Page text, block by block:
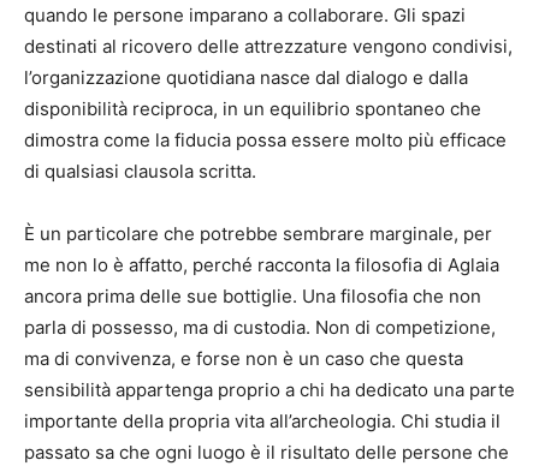
quando le persone imparano a collaborare. Gli spazi
destinati al ricovero delle attrezzature vengono condivisi,
l’organizzazione quotidiana nasce dal dialogo e dalla
disponibilità reciproca, in un equilibrio spontaneo che
dimostra come la fiducia possa essere molto più efficace
di qualsiasi clausola scritta.
È un particolare che potrebbe sembrare marginale, per
me non lo è affatto, perché racconta la filosofia di Aglaia
ancora prima delle sue bottiglie. Una filosofia che non
parla di possesso, ma di custodia. Non di competizione,
ma di convivenza, e forse non è un caso che questa
sensibilità appartenga proprio a chi ha dedicato una parte
importante della propria vita all’archeologia. Chi studia il
passato sa che ogni luogo è il risultato delle persone che